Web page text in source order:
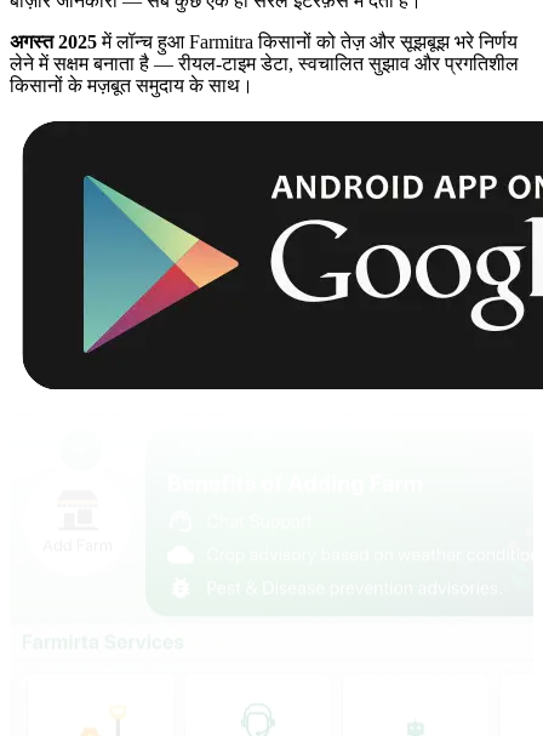
अगस्त 2025में लॉन्च हुआ Farmitra किसानों को तेज़ और सूझबूझ भरे निर्णय
लेने में सक्षम बनाता है — रीयल-टाइम डेटा, स्वचालित सुझाव और प्रगतिशील
किसानों के मज़बूत समुदाय के साथ।